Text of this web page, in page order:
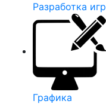
Разработка игр
Графика